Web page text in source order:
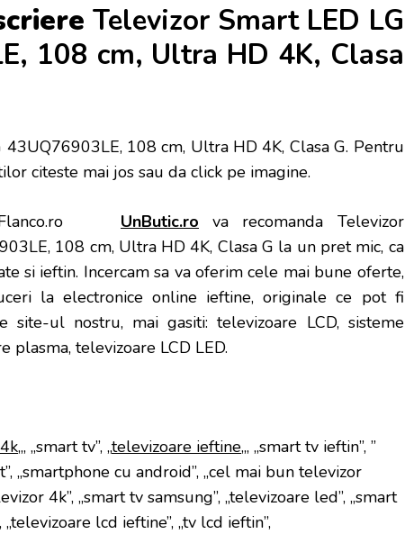
Televizor Smart LED LG
108 cm, Ultra HD 4K, Clasa
43UQ76903LE, 108 cm, Ultra HD 4K, Clasa G. Pentru
citeste mai jos sau da click pe imagine.
UnButic.ro va recomanda Televizor
108 cm, Ultra HD 4K, Clasa G la un pret mic, ca
si ieftin. Incercam sa va oferim cele mai bune oferte,
la electronice online ieftine, originale ce pot fi
site-ul nostru, mai gasiti: televizoare LCD, sisteme
plasma, televizoare LCD LED.
„, „smart tv”, „televizoare ieftine„, „smart tv ieftin”, ”
„smartphone cu android”, „cel mai bun televizor
4k”, „smart tv samsung”, „televizoare led”, „smart
„televizoare lcd ieftine”, „tv lcd ieftin”,